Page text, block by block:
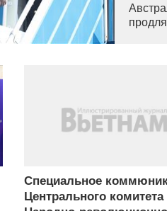
Специальное
Центрального комитета